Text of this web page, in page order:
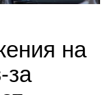
на
за